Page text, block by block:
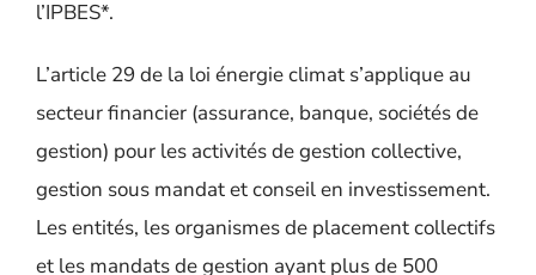
l’IPBES*.
L’article 29 de la loi énergie climat s’applique au
secteur financier (assurance, banque, sociétés de
gestion) pour les activités de gestion collective,
gestion sous mandat et conseil en investissement.
Les entités, les organismes de placement collectifs
et les mandats de gestion ayant plus de 500